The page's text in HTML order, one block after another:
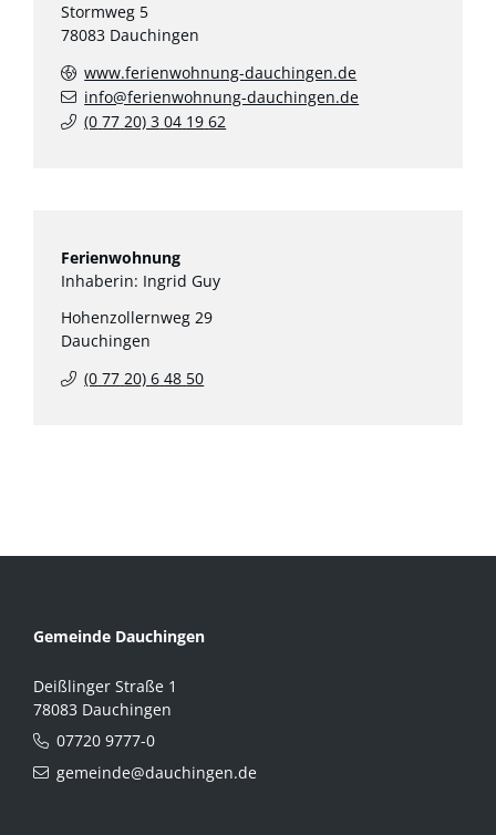
Stormweg 5
78083 Dauchingen
www.ferienwohnung-dauchingen.de
info@ferienwohnung-dauchingen.de
(0 77 20) 3 04 19 62
Ferienwohnung
Inhaberin: Ingrid Guy
Hohenzollernweg 29
Dauchingen
(0 77 20) 6 48 50
Gemeinde Dauchingen
Deißlinger Straße 1
78083 Dauchingen
07720 9777-0
gemeinde@dauchingen.de